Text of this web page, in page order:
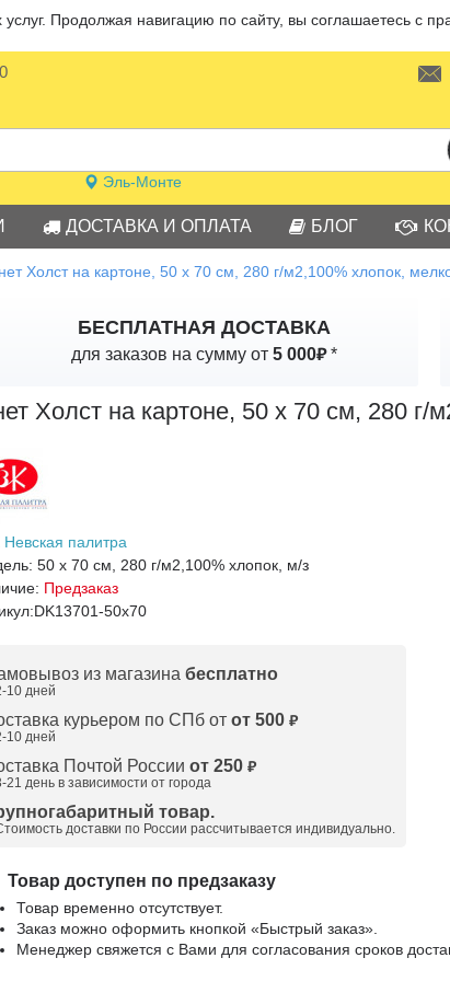
Продолжая навигацию по сайту, вы соглашаетесь с
Эль-Монте
ДОСТАВКА И ОПЛАТА БЛОГ
Холст на картоне, 50 х 70 см, 280 г/м2,100% хлопок,
БЕСПЛАТНАЯ ДОСТАВКА
для заказов на сумму от5 000₽*
Холст на картоне, 50 х 70 см, 280 г/
палитра
50 х 70 см, 280 г/м2,100% хлопок, м/з
Предзаказ
DK13701-50x70
из магазина бесплатно
10 дней
курьером по СПб от от 500 ₽
10 дней
Почтой России от 250 ₽
21 день в зависимости от города
товар.
доставки по России рассчитывается индивидуально.
Товар доступен по предзаказу
Товар временно отсутствует.
Заказ можно оформить кнопкой «Быстрый заказ».
Менеджер свяжется с Вами для согласования сроков